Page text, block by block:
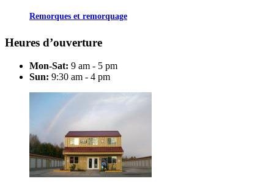
Remorques et remorquage
Heures d’ouverture
Mon-Sat: 9 am - 5 pm
Sun: 9:30 am - 4 pm